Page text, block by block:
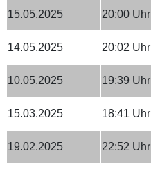
15.05.2025 20:00 Uhr
14.05.2025 20:02 Uhr
10.05.2025 19:39 Uhr
15.03.2025 18:41 Uhr
19.02.2025 22:52 Uhr